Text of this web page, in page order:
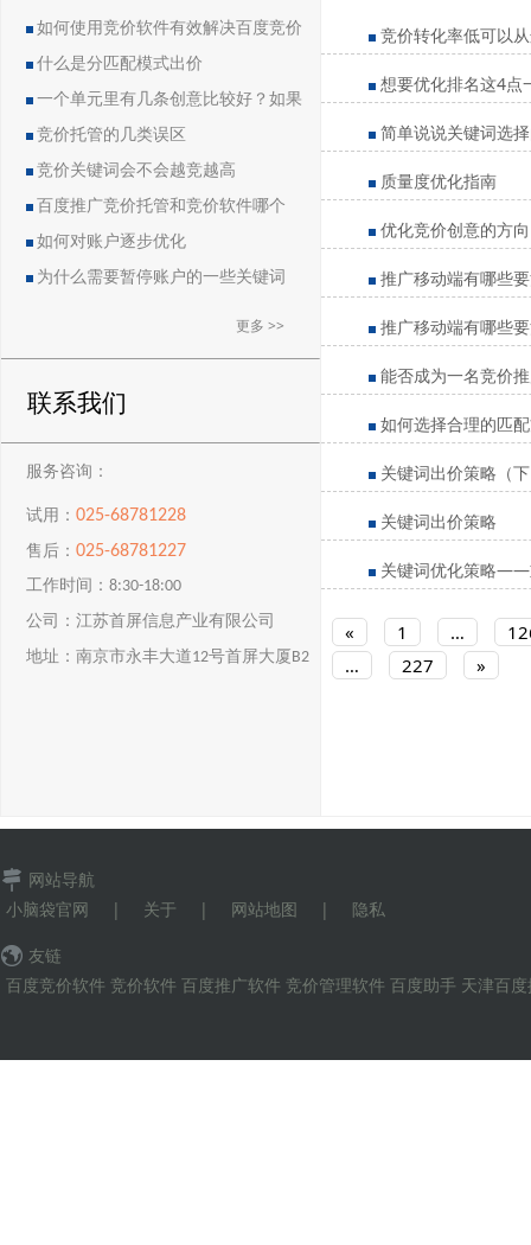
如何使用竞价软件有效解决百度竞价
中的恶点问题
什么是分匹配模式出价
一个单元里有几条创意比较好？如果
删除创意会导致账户流量突然下降吗？
竞价托管的几类误区
竞价关键词会不会越竞越高
百度推广竞价托管和竞价软件哪个
好？
如何对账户逐步优化
为什么需要暂停账户的一些关键词
更多 >>
联系我们
服务咨询：
试用：025-68781228
售后：025-68781227
工作时间：8:30-18:00
公司：江苏首屏信息产业有限公司
地址：南京市永丰大道12号首屏大厦B2
竞价转化率低可以
想要优化排名这4点
简单说说关键词选
质量度优化指南
优化竞价创意的方向
推广移动端有哪些
推广移动端有哪些
能否成为一名竞价
如何选择合理的匹
关键词出价策略（
关键词出价策略
关键词优化策略——
« 1 …
…
227 »
网站导航
小脑袋官网
| 关于 | 网站地图 | 隐私
友链
百度竞价软件 竞价软件 百度推广软件 竞价管理软件 百度助手 天津百